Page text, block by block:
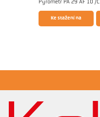
Pyrometr PA 29 AF 10 /C
Ke stažení na